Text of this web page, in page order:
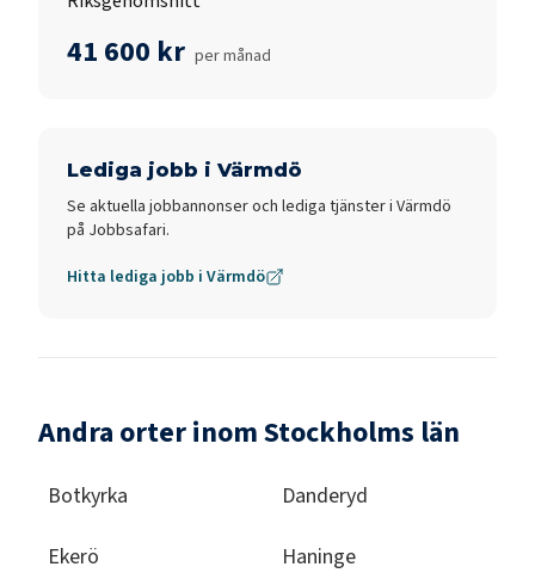
41 600 kr per månad
Lediga jobb i Värmdö
Se aktuella jobbannonser och lediga tjänster i Värmdö
på Jobbsafari.
Hitta lediga jobb i Värmdö
Andra orter inom Stockholms län
Botkyrka Danderyd
Ekerö Haninge